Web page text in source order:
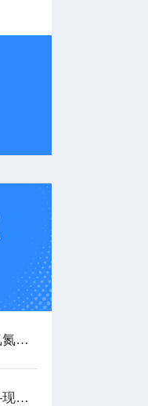
蓝景科技 深度解析手持式氨氮检测仪：为何能同时满足两种国标方法？
蓝景 手持式氨氮检测仪——现场水质氨氮含量快速测定的智能利器